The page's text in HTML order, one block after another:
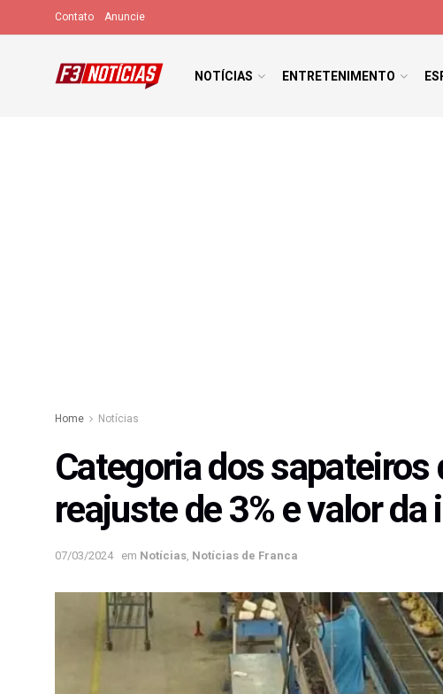
Contato Anuncie
NOTÍCIAS ENTRETENIMENTO
Home Notícias
Categoria dos sapateiros
reajuste de 3% e valor
07/03/2024 em Notícias Notícias de Franca